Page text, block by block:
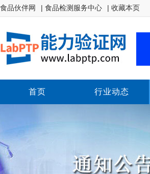
食品伙伴网 | 食品检测服务中心 | 收藏本页
首页 行业动态